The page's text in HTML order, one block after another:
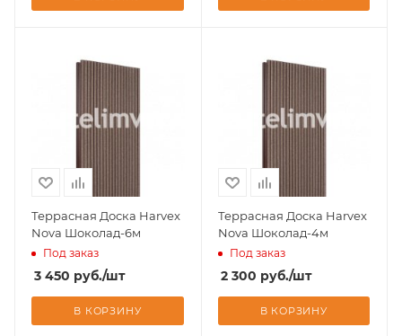
Террасная Доска Harvex
Nova Шоколад-6м
Под заказ
3 450 руб./шт
В КОРЗИНУ
Террасная Доска Harvex
Nova Шоколад-4м
Под заказ
2 300 руб./шт
В КОРЗИНУ